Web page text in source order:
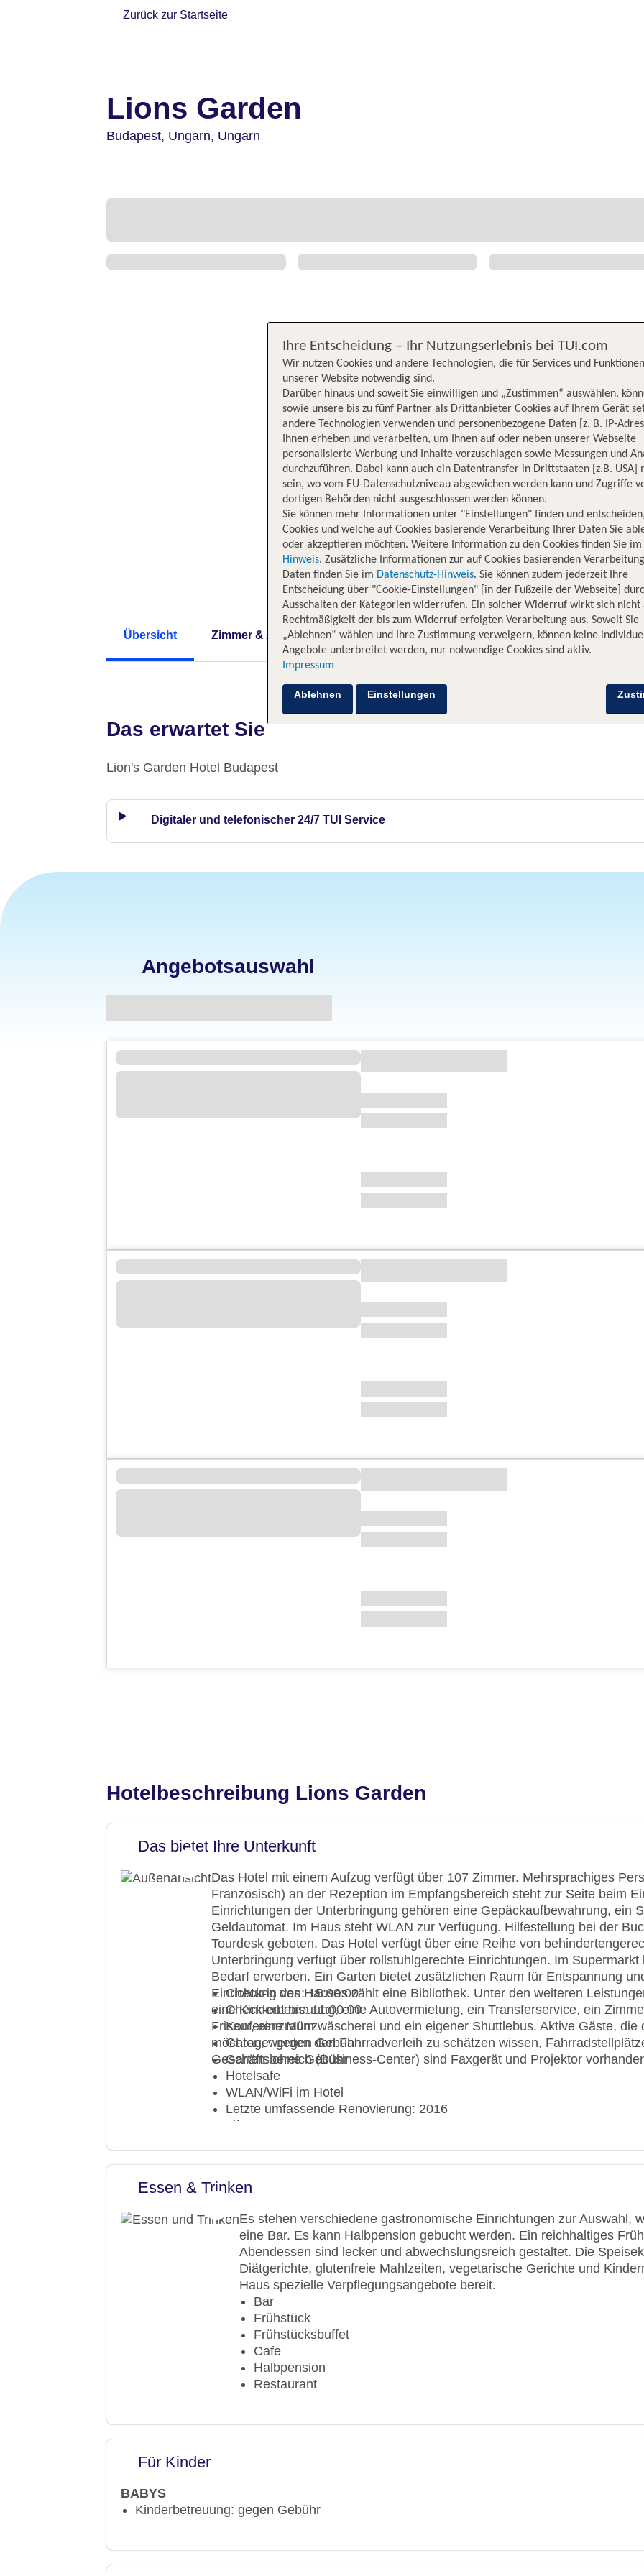
Zurück zur Startseite
Lions Garden
Budapest, Ungarn, Ungarn
Übersicht Zimmer & Angebote Hotelinformationen Lage Bewertungen
Das erwartet Sie
Lion's Garden Hotel Budapest
Digitaler und telefonischer 24/7 TUI Service
Angebotsauswahl
Hotelbeschreibung Lions Garden
Das bietet Ihre Unterkunft
Das Hotel mit einem Aufzug verfügt über 107 Zimmer. Mehrsprachiges
Französisch) an der Rezeption im Empfangsbereich steht zur Seite beim
Einrichtungen der Unterbringung gehören eine Gepäckaufbewahrung, ein
Geldautomat. Im Haus steht WLAN zur Verfügung. Hilfestellung bei der
Tourdesk geboten. Das Hotel verfügt über eine Reihe von
Unterbringung verfügt über rollstuhlgerechte Einrichtungen. Im
Bedarf erwerben. Ein Garten bietet zusätzlichen Raum für Entspannung
Einrichtung des Hauses zählt eine Bibliothek. Unter den weiteren
eine Kinderbetreuung, eine Autovermietung, ein Transferservice, ein
Friseur, eine Münzwäscherei und ein eigener Shuttlebus. Aktive Gäste,
möchten, werden den Fahrradverleih zu schätzen wissen,
Geschäftsbereich (Business-Center) sind Faxgerät und Projektor
Check-in von: 15:00:00
Check-out bis: 11:00:00
Konferenzraum
Garage: gegen Gebühr
Garten: ohne Gebühr
Hotelsafe
WLAN/WiFi im Hotel
Letzte umfassende Renovierung: 2016
Lift
Haustiere: gegen Gebühr
Zimmerservice
Gesamtanzahl der Stockwerke: 6
Gesamtanzahl der Zimmer: 107
Pools:Indoor Pool, Outdoor Pool, Liegen am Pool, Wasserrutsche
Zahlungsarten: American Express, Diners Club, EC Maestro, Mastercard,
Landeskategorie: 4 Sterne
Essen & Trinken
Es stehen verschiedene gastronomische Einrichtungen zur Auswahl,
eine Bar. Es kann Halbpension gebucht werden. Ein reichhaltiges
Abendessen sind lecker und abwechslungsreich gestaltet. Die
Diätgerichte, glutenfreie Mahlzeiten, vegetarische Gerichte und
Haus spezielle Verpflegungsangebote bereit.
Bar
Frühstück
Frühstücksbuffet
Cafe
Halbpension
Restaurant
Für Kinder
BABYS
Kinderbetreuung: gegen Gebühr
Ihre Entscheidung – Ihr Nutzungserlebnis bei TUI.com
Wir nutzen Cookies und andere Technologien, die für Services und
unserer Website notwendig sind.
Darüber hinaus und soweit Sie einwilligen und „Zustimmen“ auswählen,
sowie unsere bis zu fünf Partner als Drittanbieter Cookies auf Ihrem Gerät
andere Technologien verwenden und personenbezogene Daten [z. B. IP-
Ihnen erheben und verarbeiten, um Ihnen auf oder neben unserer Webseite
personalisierte Werbung und Inhalte vorzuschlagen sowie Messungen und
durchzuführen. Dabei kann auch ein Datentransfer in Drittstaaten [z.B. USA]
sein, wo vom EU-Datenschutzniveau abgewichen werden kann und Zugriffe
dortigen Behörden nicht ausgeschlossen werden können.
Sie können mehr Informationen unter "Einstellungen" finden und
Cookies und welche auf Cookies basierende Verarbeitung Ihrer Daten Sie
oder akzeptieren möchten. Weitere Information zu den Cookies finden Sie im
Hinweis. Zusätzliche Informationen zur auf Cookies basierenden
Daten finden Sie im Datenschutz-Hinweis. Sie können zudem jederzeit Ihre
Entscheidung über "Cookie-Einstellungen" [in der Fußzeile der Webseite]
Ausschalten der Kategorien widerrufen. Ein solcher Widerruf wirkt sich nicht
Rechtmäßigkeit der bis zum Widerruf erfolgten Verarbeitung aus. Soweit Sie
„Ablehnen“ wählen und Ihre Zustimmung verweigern, können keine
Angebote unterbreitet werden, nur notwendige Cookies sind aktiv.
Impressum
Ablehnen Einstellungen